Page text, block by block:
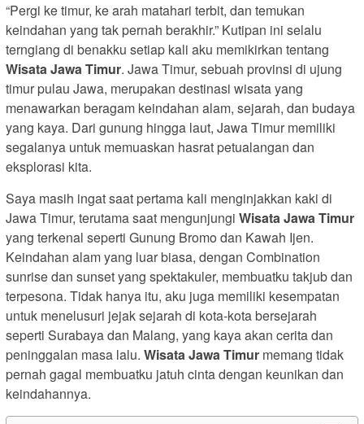
“Pergi ke timur, ke arah matahari terbit, dan temukan
keindahan yang tak pernah berakhir.” Kutipan ini selalu
terngiang di benakku setiap kali aku memikirkan tentang
Wisata Jawa Timur. Jawa Timur, sebuah provinsi di ujung
timur pulau Jawa, merupakan destinasi wisata yang
menawarkan beragam keindahan alam, sejarah, dan budaya
yang kaya. Dari gunung hingga laut, Jawa Timur memiliki
segalanya untuk memuaskan hasrat petualangan dan
eksplorasi kita.
Saya masih ingat saat pertama kali menginjakkan kaki di
Jawa Timur, terutama saat mengunjungi Wisata Jawa Timur
yang terkenal seperti Gunung Bromo dan Kawah Ijen.
Keindahan alam yang luar biasa, dengan Combination
sunrise dan sunset yang spektakuler, membuatku takjub dan
terpesona. Tidak hanya itu, aku juga memiliki kesempatan
untuk menelusuri jejak sejarah di kota-kota bersejarah
seperti Surabaya dan Malang, yang kaya akan cerita dan
peninggalan masa lalu. Wisata Jawa Timur memang tidak
pernah gagal membuatku jatuh cinta dengan keunikan dan
keindahannya.